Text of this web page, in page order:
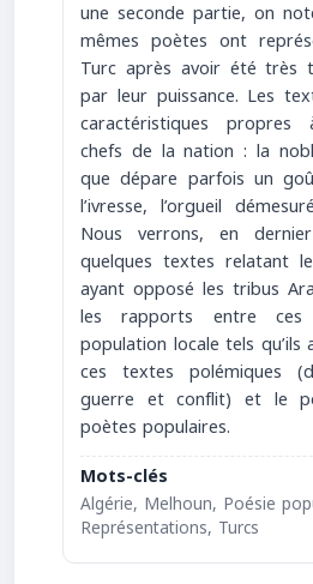
une seconde partie, on
mêmes poètes ont
Turc après avoir été très
par leur puissance. Les
caractéristiques propres
chefs de la nation : la
que dépare parfois un
l’ivresse, l’orgueil
Nous verrons, en
quelques textes relatant
ayant opposé les tribus
les rapports entre
population locale tels qu’ils
ces textes polémiques
guerre et conflit) et le
poètes populaires.
Mots-clés
Algérie, Melhoun, Poésie
Représentations, Turcs